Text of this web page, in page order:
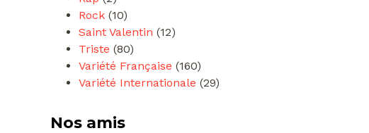
Rock (10)
Saint Valentin (12)
Triste (80)
Variété Française (160)
Variété Internationale (29)
Nos amis